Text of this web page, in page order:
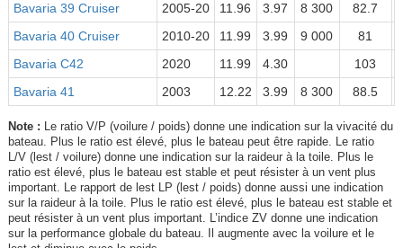
Bavaria 39 Cruiser
2005-20 11.96 3.97 8 300
82.7
Bavaria 40 Cruiser
2010-20 11.99 3.99 9 000
81
Bavaria C42
2020 11.99 4.30
103
Bavaria 41
2003 12.22 3.99 8 300 88.5
Note : Le ratio V/P (voilure / poids) donne une indication sur la vivacité du
bateau. Plus le ratio est élevé, plus le bateau peut être rapide. Le ratio
L/V (lest / voilure) donne une indication sur la raideur à la toile. Plus le
ratio est élevé, plus le bateau est stable et peut résister à un vent plus
important. Le rapport de lest LP (lest / poids) donne aussi une indication
sur la raideur à la toile. Plus le ratio est élevé, plus le bateau est stable et
peut résister à un vent plus important. L’indice ZV donne une indication
sur la performance globale du bateau. Il augmente avec la voilure et le